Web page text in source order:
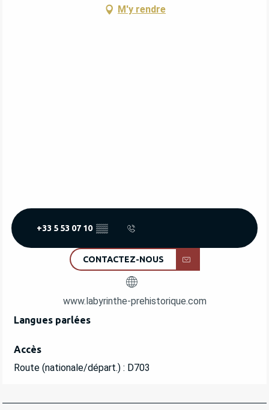
M'y rendre
+33 5 53 07 10 ▒▒
CONTACTEZ-NOUS
www.labyrinthe-prehistorique.com
Langues parlées
Langues parlées
Accès
Accès
Route (nationale/départ.) : D703